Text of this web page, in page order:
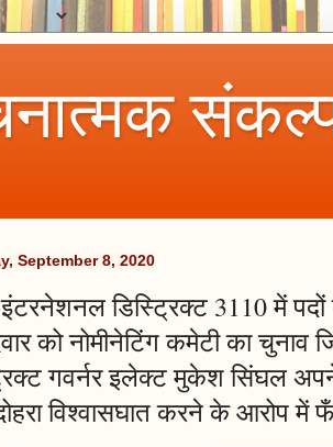
September 8, 2020
इंटरनेशनल डिस्ट्रिक्ट 3110 में
को नोमीनेटिंग कमेटी का
गवर्नर इलेक्ट मुकेश सिंघल
विश्वासघात करने के आरोप में